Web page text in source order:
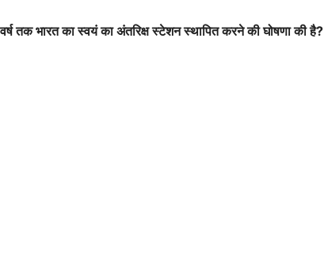
तक भारत का स्वयं का अंतरिक्ष स्टेशन स्थापित करने की घोषणा की है?